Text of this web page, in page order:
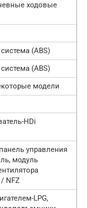
ходовые
(ABS)
(ABS)
модели
HDi
управления
модуль
NFZ
LPG,